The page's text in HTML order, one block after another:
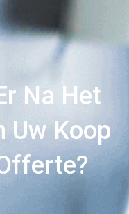
Na Het
Uw Koop